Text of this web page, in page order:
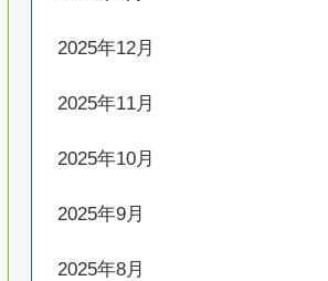
2025年12月
2025年11月
2025年10月
2025年9月
2025年8月